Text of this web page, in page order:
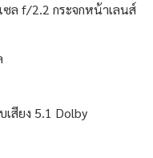
ซล f/2.2 กระจกหน้าเลนส์
สียง 5.1 Dolby